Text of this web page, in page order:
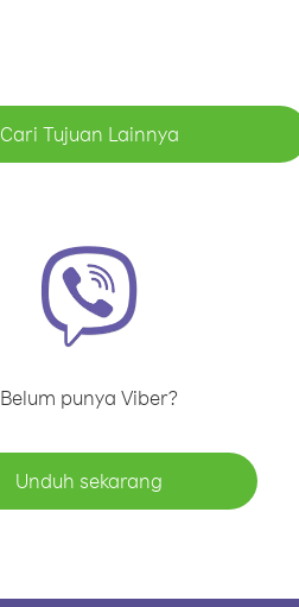
Cari Tujuan Lainnya
Belum punya Viber?
Unduh sekarang